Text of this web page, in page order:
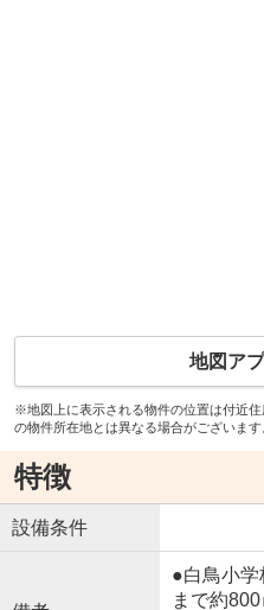
地図ア
※地図上に表示される物件の位置は付近
の物件所在地とは異なる場合がございます
特徴
設備条件
●白鳥小
まで約800